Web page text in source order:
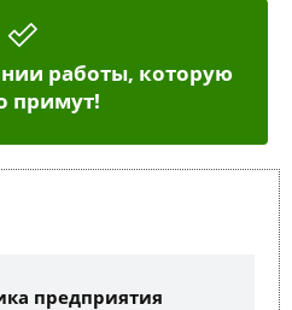
работы, которую
примут!
предприятия